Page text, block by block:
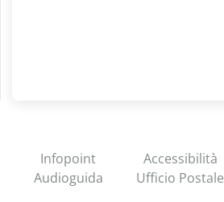
Infopoint Accessibilità
Audioguida
Ufficio Postale